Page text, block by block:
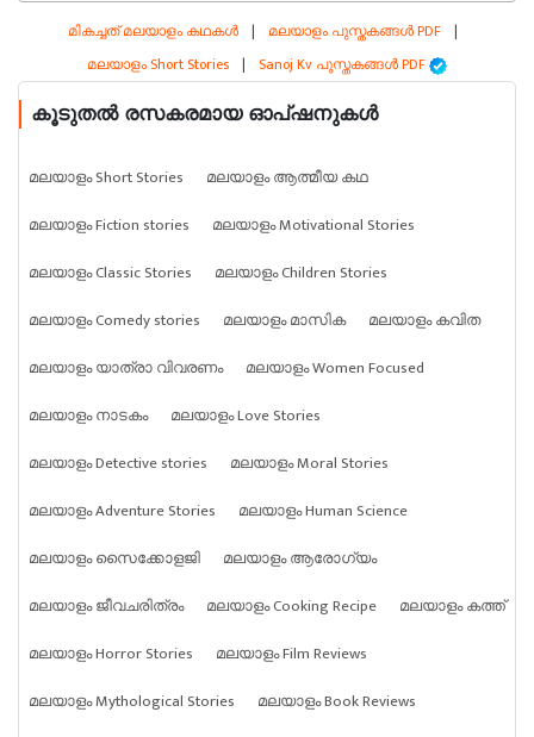
മികച്ചത് മലയാളം കഥകൾ | മലയാളം പുസ്തകങ്ങൾ PDF |
മലയാളം Short Stories | Sanoj Kv പുസ്തകങ്ങൾ PDF
കൂടുതൽ രസകരമായ ഓപ്ഷനുകൾ
മലയാളം Short Stories
മലയാളം ആത്മീയ കഥ
മലയാളം Fiction stories
മലയാളം Motivational Stories
മലയാളം Classic Stories
മലയാളം Children Stories
മലയാളം Comedy stories
മലയാളം മാസിക
മലയാളം കവിത
മലയാളം യാത്രാ വിവരണം
മലയാളം Women Focused
മലയാളം നാടകം
മലയാളം Love Stories
മലയാളം Detective stories
മലയാളം Moral Stories
മലയാളം Adventure Stories
മലയാളം Human Science
മലയാളം സൈക്കോളജി
മലയാളം ആരോഗ്യം
മലയാളം ജീവചരിത്രം
മലയാളം Cooking Recipe
മലയാളം കത്ത്
മലയാളം Horror Stories
മലയാളം Film Reviews
മലയാളം Mythological Stories
മലയാളം Book Reviews